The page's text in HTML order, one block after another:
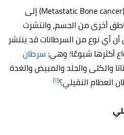
يُشير سرطان العظام النقيلي (Metastatic Bone cancer) إلى
أخرى من الجسم، وانتشرت
أي نوع من السرطانات قد ينتشر
أكثرها شيوعًا؛ وهي: سرطان
والكلى والجلد والمبيض والغدة
العظام النقيلي؟[١]